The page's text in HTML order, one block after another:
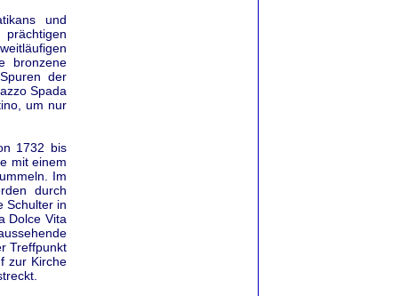
und
bronzene
der
Spada
um nur
1732 bis
mit einem
Im
durch
Schulter in
Dolce Vita
Treffpunkt
zur Kirche